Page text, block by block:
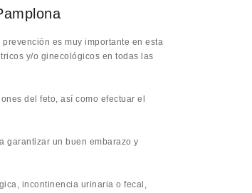
es muy importante en esta
y/o ginecológicos en todas las
del feto, así como efectuar el
garantizar un buen embarazo y
incontinencia urinaria o fecal,